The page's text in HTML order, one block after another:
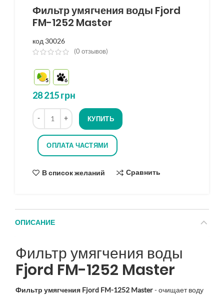
Фильтр умягчения воды Fjord
FM-1252 Master
код 30026
(0 отзывов)
5 6
28 215грн
Количество
КУПИТЬ
ОПЛАТА ЧАСТЯМИ
В список желаний Сравнить
ОПИСАНИЕ
Фильтр умягчения воды
Fjord FM-1252 Master
Фильтр умягчения Fjord FM-1252 Master- очищает воду